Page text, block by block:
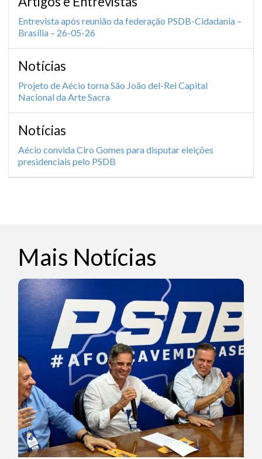
Entrevista após reunião da federação PSDB-Cidadania –
Brasília – 26-05-26
Notícias
Projeto de Aécio torna São João del-Rei Capital
Nacional da Arte Sacra
Notícias
Aécio convida Ciro Gomes para disputar eleições
presidenciais pelo PSDB
Mais Notícias